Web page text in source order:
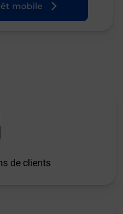
mobile
de clients